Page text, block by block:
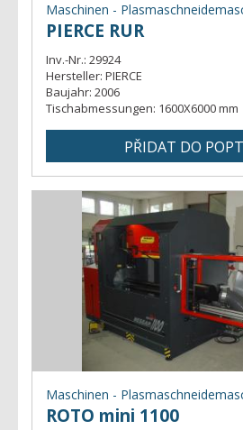
Maschinen -
PIERCE RUR
Inv.-Nr.: 29924
Hersteller: PIERCE
Baujahr: 2006
Tischabmessungen: 1600X6000 mm
Maschinen -
ROTO mini 1100